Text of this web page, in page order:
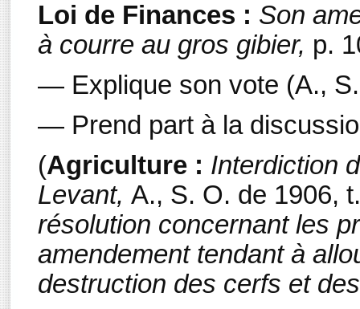
Loi de Finances : Son
à courre au gros gibier, p.
— Explique son vote (A.,
— Prend part à la
(Agriculture : Interdiction
Levant, A., S. O. de 1906,
résolution concernant les
amendement tendant à
destruction des cerfs et